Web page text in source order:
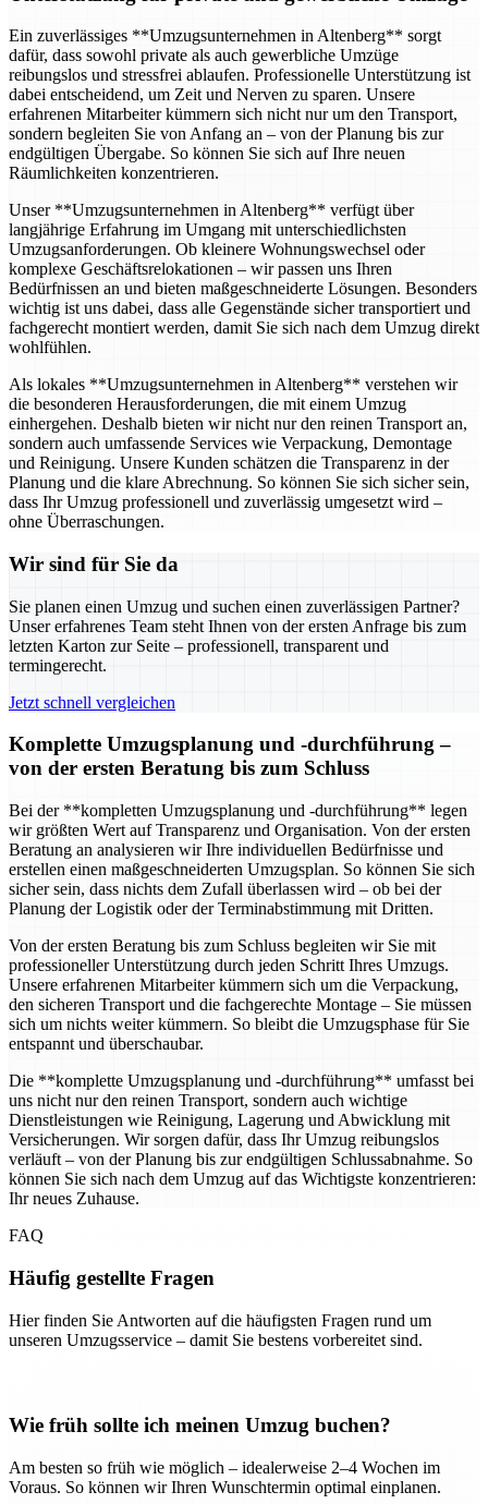
Ein zuverlässiges **Umzugsunternehmen in Altenberg** sorgt
dafür, dass sowohl private als auch gewerbliche Umzüge
reibungslos und stressfrei ablaufen. Professionelle Unterstützung ist
dabei entscheidend, um Zeit und Nerven zu sparen. Unsere
erfahrenen Mitarbeiter kümmern sich nicht nur um den Transport,
sondern begleiten Sie von Anfang an – von der Planung bis zur
endgültigen Übergabe. So können Sie sich auf Ihre neuen
Räumlichkeiten konzentrieren.
Unser **Umzugsunternehmen in Altenberg** verfügt über
langjährige Erfahrung im Umgang mit unterschiedlichsten
Umzugsanforderungen. Ob kleinere Wohnungswechsel oder
komplexe Geschäftsrelokationen – wir passen uns Ihren
Bedürfnissen an und bieten maßgeschneiderte Lösungen. Besonders
wichtig ist uns dabei, dass alle Gegenstände sicher transportiert und
fachgerecht montiert werden, damit Sie sich nach dem Umzug direkt
wohlfühlen.
Als lokales **Umzugsunternehmen in Altenberg** verstehen wir
die besonderen Herausforderungen, die mit einem Umzug
einhergehen. Deshalb bieten wir nicht nur den reinen Transport an,
sondern auch umfassende Services wie Verpackung, Demontage
und Reinigung. Unsere Kunden schätzen die Transparenz in der
Planung und die klare Abrechnung. So können Sie sich sicher sein,
dass Ihr Umzug professionell und zuverlässig umgesetzt wird –
ohne Überraschungen.
Wir sind für Sie da
Sie planen einen Umzug und suchen einen zuverlässigen Partner?
Unser erfahrenes Team steht Ihnen von der ersten Anfrage bis zum
letzten Karton zur Seite – professionell, transparent und
termingerecht.
Jetzt schnell vergleichen
Komplette Umzugsplanung und -durchführung –
von der ersten Beratung bis zum Schluss
Bei der **kompletten Umzugsplanung und -durchführung** legen
wir größten Wert auf Transparenz und Organisation. Von der ersten
Beratung an analysieren wir Ihre individuellen Bedürfnisse und
erstellen einen maßgeschneiderten Umzugsplan. So können Sie sich
sicher sein, dass nichts dem Zufall überlassen wird – ob bei der
Planung der Logistik oder der Terminabstimmung mit Dritten.
Von der ersten Beratung bis zum Schluss begleiten wir Sie mit
professioneller Unterstützung durch jeden Schritt Ihres Umzugs.
Unsere erfahrenen Mitarbeiter kümmern sich um die Verpackung,
den sicheren Transport und die fachgerechte Montage – Sie müssen
sich um nichts weiter kümmern. So bleibt die Umzugsphase für Sie
entspannt und überschaubar.
Die **komplette Umzugsplanung und -durchführung** umfasst bei
uns nicht nur den reinen Transport, sondern auch wichtige
Dienstleistungen wie Reinigung, Lagerung und Abwicklung mit
Versicherungen. Wir sorgen dafür, dass Ihr Umzug reibungslos
verläuft – von der Planung bis zur endgültigen Schlussabnahme. So
können Sie sich nach dem Umzug auf das Wichtigste konzentrieren:
Ihr neues Zuhause.
FAQ
Häufig gestellte Fragen
Hier finden Sie Antworten auf die häufigsten Fragen rund um
unseren Umzugsservice – damit Sie bestens vorbereitet sind.
Wie früh sollte ich meinen Umzug buchen?
Am besten so früh wie möglich – idealerweise 2–4 Wochen im
Voraus. So können wir Ihren Wunschtermin optimal einplanen.